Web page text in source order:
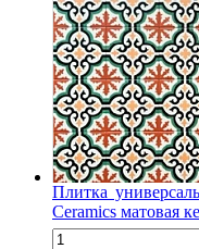
Плитка
Ceramics матовая